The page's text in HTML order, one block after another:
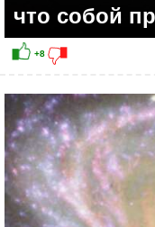
+7
что собой